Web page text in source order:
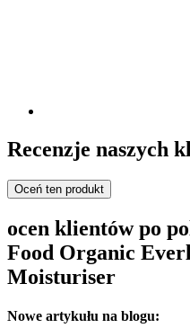
Recenzje naszych
Oceń ten produkt
ocen klientów po
Food Organic
Moisturiser
Nowe artykułu na blogu: